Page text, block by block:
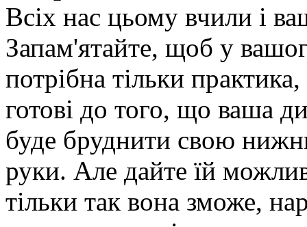
Всіх нас цьому вчили і
Запам'ятайте, щоб у
потрібна тільки
готові до того, що ваша
буде бруднити свою
руки. Але дайте їй
тільки так вона зможе,